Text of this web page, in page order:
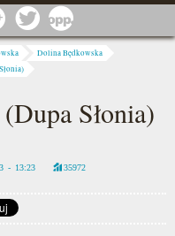
Google Twitter
Dolina Będkowska
Słonia)
- 13:23 35972